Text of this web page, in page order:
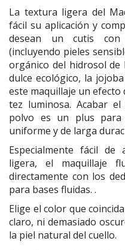
La textura ligera del
fácil su aplicación y
desean un cutis
(incluyendo pieles
orgánico del hidrosol de
dulce ecológico, la
este maquillaje un
tez luminosa. Acabar
polvo es un plus
uniforme y de larga
Especialmente fácil
ligera, el maquillaje
directamente con los
para bases fluidas. .
Elige el color que
claro, ni demasiado
la piel natural del cuello.